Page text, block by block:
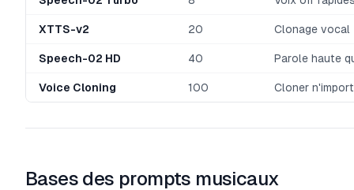
XTTS-v2 20 Clonage vocal
Speech-02 HD 40 Parole haute
Voice Cloning 100 Cloner
Bases des prompts musicaux